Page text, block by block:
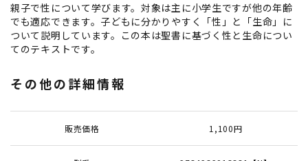
親子で性について学びます。対象は主に小学生ですが他の年齢
でも適応できます。子どもに分かりやすく「性」と「生命」に
ついて説明しています。この本は聖書に基づく性と生命につい
てのテキストです。
その他の詳細情報
販売価格 1,100円